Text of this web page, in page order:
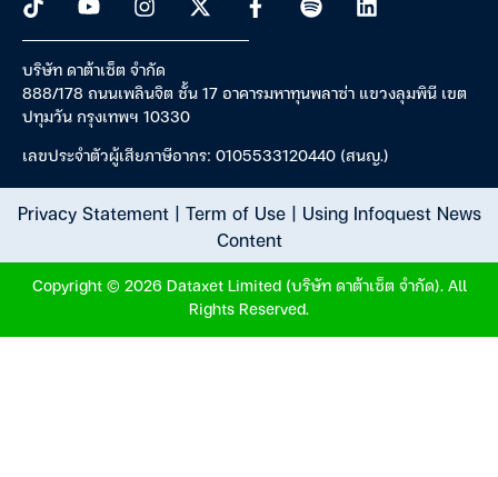
บริษัท ดาต้าเซ็ต จำกัด
888/178 ถนนเพลินจิต ชั้น 17 อาคารมหาทุนพลาซ่า แขวงลุมพินี เขต
ปทุมวัน กรุงเทพฯ 10330
เลขประจำตัวผู้เสียภาษีอากร: 0105533120440 (สนญ.)
Privacy Statement| Term of Use| Using Infoquest News
Content
Copyright © 2026 Dataxet Limited (บริษัท ดาต้าเซ็ต จำกัด). All
Rights Reserved.